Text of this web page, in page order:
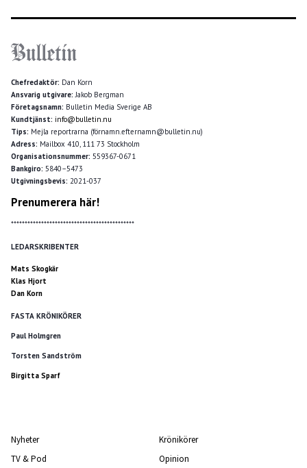
Chefredaktör: Dan Korn
Ansvarig utgivare: Jakob Bergman
Företagsnamn: Bulletin Media Sverige AB
Kundtjänst: info@bulletin.nu
Tips: Mejla reportrarna (förnamn.efternamn@bulletin.nu)
Adress: Mailbox 410, 111 73 Stockholm
Organisationsnummer: 559367-0671
Bankgiro: 5840–5473
Utgivningsbevis: 2021-037
Prenumerera här!
*********************************************
LEDARSKRIBENTER
Mats Skogkär
Klas Hjort
Dan Korn
FASTA KRÖNIKÖRER
Paul Holmgren
Torsten Sandström
Birgitta Sparf
Nyheter
TV & Pod
Krönikörer
Opinion